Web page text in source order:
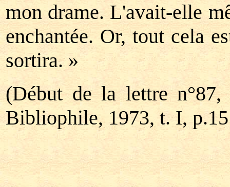
mon drame. L'avait-elle
enchantée. Or, tout cela
sortira. »
(Début de la lettre
Bibliophile, 1973, t. I,